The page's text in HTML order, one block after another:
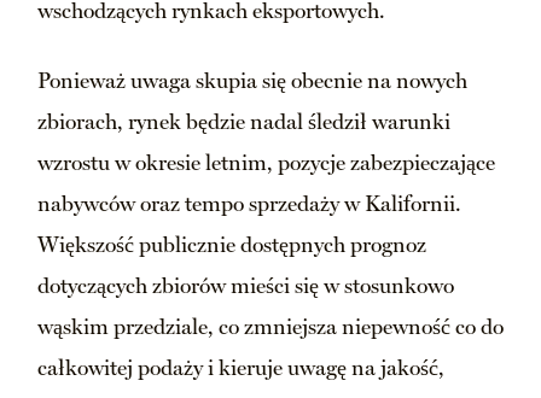
wschodzących rynkach eksportowych.
Ponieważ uwaga skupia się obecnie na nowych
zbiorach, rynek będzie nadal śledził warunki
wzrostu w okresie letnim, pozycje zabezpieczające
nabywców oraz tempo sprzedaży w Kalifornii.
Większość publicznie dostępnych prognoz
dotyczących zbiorów mieści się w stosunkowo
wąskim przedziale, co zmniejsza niepewność co do
całkowitej podaży i kieruje uwagę na jakość,